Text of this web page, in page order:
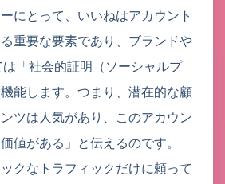
にとって、いいねはアカウント
重要な要素であり、ブランドや
「社会的証明（ソーシャルプ
能します。つまり、潜在的な顧
ツは人気があり、このアカウン
値がある」と伝えるのです。
クなトラフィックだけに頼って